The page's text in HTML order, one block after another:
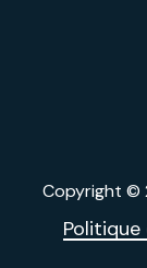
Copyright ©